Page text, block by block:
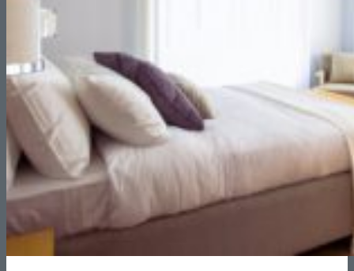
Reformas de Locales
Reformas de Tiendas